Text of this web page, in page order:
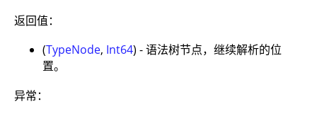
返回值：
(TypeNode, Int64) - 语法树节点，继续解析的位
置。
异常：